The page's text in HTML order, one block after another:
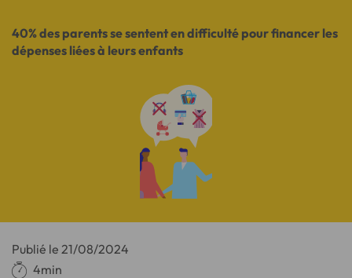
40% des parents se sentent en difficulté pour financer les
dépenses liées à leurs enfants
Publié le 21/08/2024
4min